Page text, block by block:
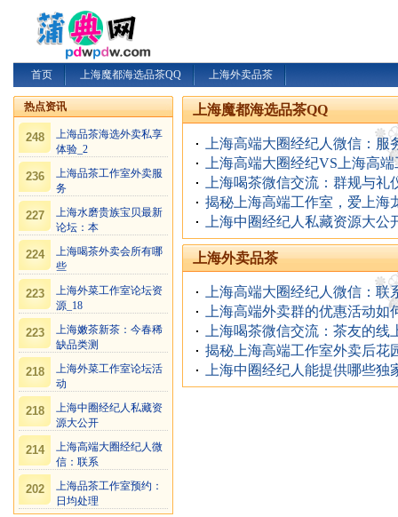
首页 上海魔都海选品茶QQ 上海外卖品茶
热点资讯
上海品茶海选外卖私享
体验_2
248
上海品茶工作室外卖服
务
236
上海水磨贵族宝贝最新
论坛：本
227
上海喝茶外卖会所有哪
些
224
上海外菜工作室论坛资
源_18
223
上海嫩茶新茶：今春稀
缺品类测
223
上海外菜工作室论坛活
动
218
上海中圈经纪人私藏资
源大公开
218
上海高端大圈经纪人微
信：联系
214
上海品茶工作室预约：
日均处理
202
上海魔都海选品茶QQ
上海高端大圈经纪人微信：服
上海高端大圈经纪VS上海高
上海喝茶微信交流：群规与礼
揭秘上海高端工作室，爱上海
上海中圈经纪人私藏资源大公
上海外卖品茶
上海高端大圈经纪人微信：联
上海高端外卖群的优惠活动如
上海喝茶微信交流：茶友的线
揭秘上海高端工作室外卖后花
上海中圈经纪人能提供哪些独